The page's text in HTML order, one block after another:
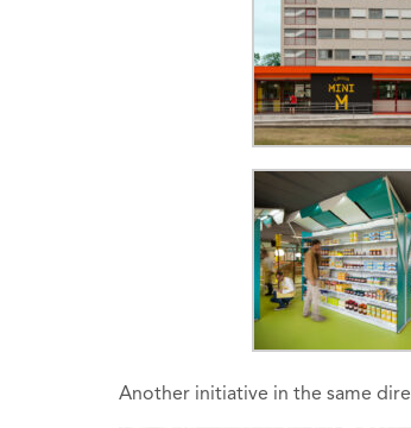
Another initiative in the same